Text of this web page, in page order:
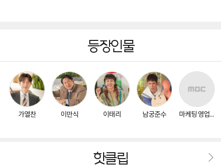
등장인물
가열찬 이만식 이태리 남궁준수 마케팅 영업팀
핫클립